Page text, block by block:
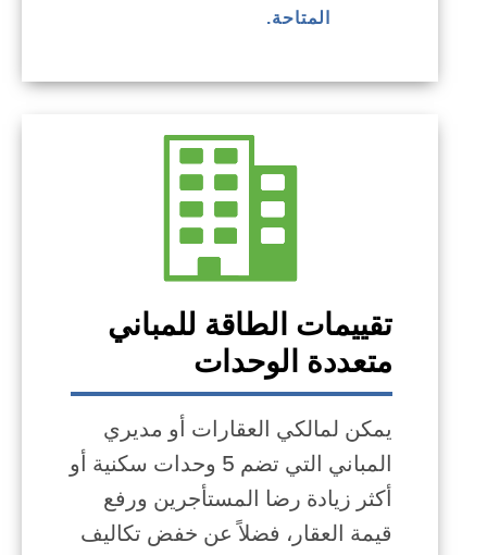
المتاحة.
تقييمات الطاقة للمباني
متعددة الوحدات
يمكن لمالكي العقارات أو مديري
المباني التي تضم 5 وحدات سكنية أو
أكثر زيادة رضا المستأجرين ورفع
قيمة العقار، فضلاً عن خفض تكاليف